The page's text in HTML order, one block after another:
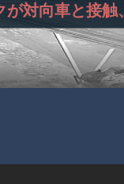
対向車と接触